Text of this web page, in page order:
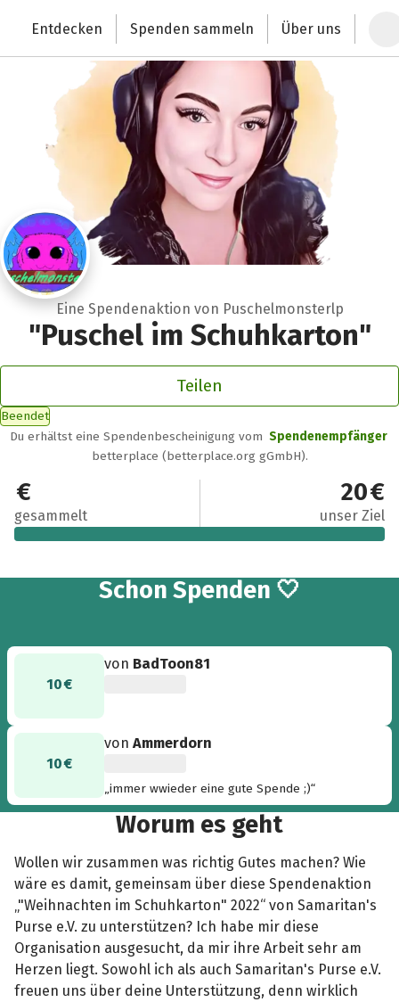
Deutschlands größte Spendenplattform
Entdecken Spenden sammeln Über uns
Eine Spendenaktion von Puschelmonsterlp
"Puschel im Schuhkarton"
Teilen
Beendet
Du erhältst eine Spendenbescheinigung vom Spendenempfänger
betterplace (betterplace.org gGmbH).
20 €
gesammelt
20 €
unser Ziel
Schon 2
Spenden 🤍
10 €
von BadToon81
10 €
vonAmmerdorn
„immer wwieder eine gute Spende ;)“
Worum es geht
Wollen wir zusammen was richtig Gutes machen? Wie
wäre es damit, gemeinsam über diese Spendenaktion
„"Weihnachten im Schuhkarton" 2022“ von Samaritan's
Purse e.V. zu unterstützen? Ich habe mir diese
Organisation ausgesucht, da mir ihre Arbeit sehr am
Herzen liegt. Sowohl ich als auch Samaritan's Purse e.V.
freuen uns über deine Unterstützung, denn wirklich